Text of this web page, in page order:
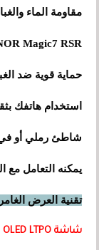
مقاومة الماء
حماية قوية ضد
استخدام هاتفك
شاطئ رملي أو
يمكنه التعامل مع
تقنية العرض
شاشة OLED LTPO بحجم 6.8 بوصة